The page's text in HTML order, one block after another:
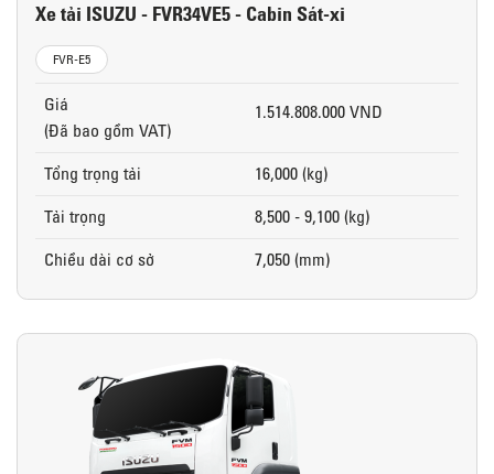
Xe tải ISUZU - FVR34VE5 - Cabin Sát-xi
FVR-E5
Giá
(Đã bao gồm VAT)
1.514.808.000 VND
Tổng trọng tải
16,000 (kg)
Tải trọng
8,500 - 9,100 (kg)
Chiều dài cơ sở
7,050 (mm)